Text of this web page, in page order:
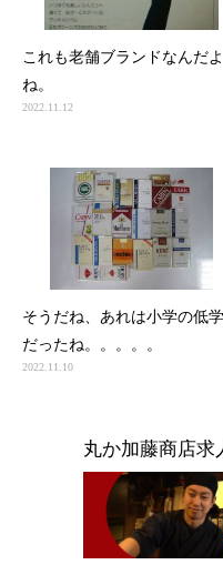
これも老舗ブランドなんだよ
ね。
2022.11.12
そうだね、あれは小学の低
だったね。。。。。
2022.11.10
丸か加藤商店求